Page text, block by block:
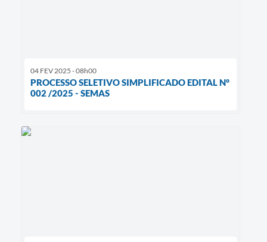
04 FEV 2025 - 08h00
PROCESSO SELETIVO SIMPLIFICADO EDITAL N°
002 /2025 - SEMAS